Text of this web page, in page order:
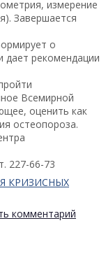
КРИЗИСНЫХ
измерение
Завершается
о
дает рекомендации
Всемирной
оценить как
остеопороза.
227-66-73
комментарий